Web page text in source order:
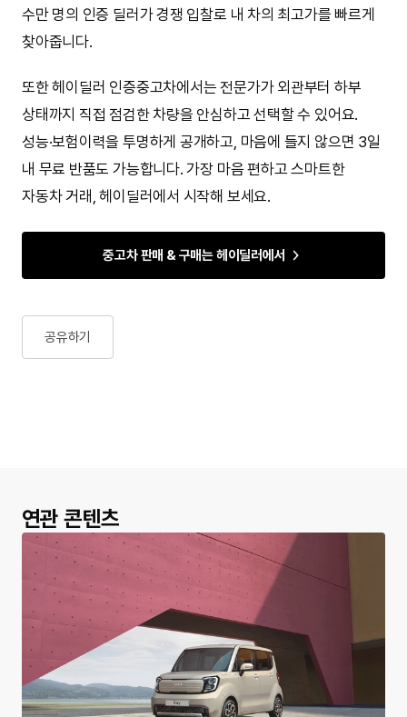
수만 명의 인증 딜러가 경쟁 입찰로 내 차의 최고가를 빠르게
찾아줍니다.
또한 헤이딜러 인증중고차에서는 전문가가 외관부터 하부
상태까지 직접 점검한 차량을 안심하고 선택할 수 있어요.
성능·보험이력을 투명하게 공개하고, 마음에 들지 않으면 3일
내 무료 반품도 가능합니다. 가장 마음 편하고 스마트한
자동차 거래, 헤이딜러에서 시작해 보세요.
중고차 판매 & 구매는 헤이딜러에서
공유하기
연관 콘텐츠